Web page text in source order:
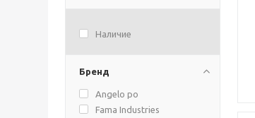
Наличие
Бренд
Angelo po
Fama Industries